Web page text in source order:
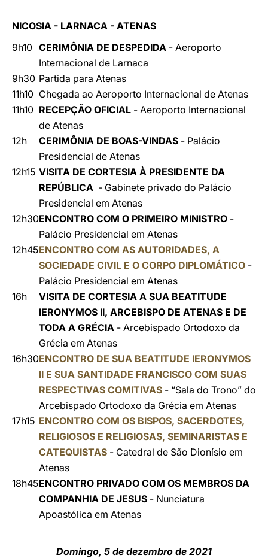
NICOSIA - LARNACA - ATENAS
9h10 CERIMÔNIA DE DESPEDIDA - Aeroporto
Internacional de Larnaca
9h30 Partida para Atenas
11h10 Chegada ao Aeroporto Internacional de Atenas
11h10 RECEPÇÃO OFICIAL - Aeroporto Internacional
de Atenas
12h
CERIMÔNIA DE BOAS-VINDAS - Palácio
Presidencial de Atenas
12h15 VISITA DE CORTESIA À PRESIDENTE DA
REPÚBLICA - Gabinete privado do Palácio
Presidencial em Atenas
12h30ENCONTRO COM O PRIMEIRO MINISTRO -
Palácio Presidencial em Atenas
12h45ENCONTRO COM AS AUTORIDADES, A
SOCIEDADE CIVIL E O CORPO DIPLOMÁTICO -
Palácio Presidencial em Atenas
16h
VISITA DE CORTESIA A SUA BEATITUDE
IERONYMOS II, ARCEBISPO DE ATENAS E DE
TODA A GRÉCIA - Arcebispado Ortodoxo da
Grécia em Atenas
16h30ENCONTRO DE SUA BEATITUDE IERONYMOS
II E SUA SANTIDADE FRANCISCO COM SUAS
RESPECTIVAS COMITIVAS - “Sala do Trono” do
Arcebispado Ortodoxo da Grécia em Atenas
17h15 ENCONTRO COM OS BISPOS, SACERDOTES,
RELIGIOSOS E RELIGIOSAS, SEMINARISTAS E
CATEQUISTAS - Catedral de São Dionísio em
Atenas
18h45ENCONTRO PRIVADO COM OS MEMBROS DA
COMPANHIA DE JESUS - Nunciatura
Apoastólica em Atenas
Domingo, 5 de dezembro de 2021